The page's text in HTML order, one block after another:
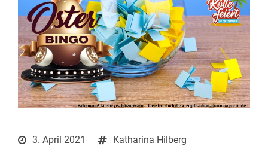
3. April 2021 Katharina Hilberg